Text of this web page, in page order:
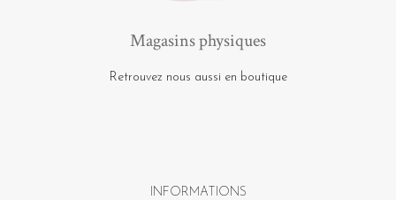
Magasins physiques
Retrouvez nous aussi en boutique
INFORMATIONS